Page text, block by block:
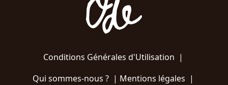
Conditions Générales d'Utilisation |
Qui sommes-nous ?| Mentions légales |